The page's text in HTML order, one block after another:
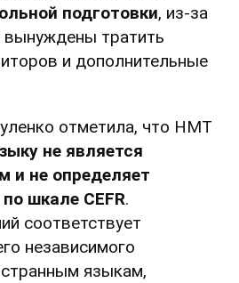
подготовки, из-за
вынуждены тратить
и дополнительные
отметила, что НМТ
не является
и не определяет
шкале CEFR.
соответствует
независимого
языкам,